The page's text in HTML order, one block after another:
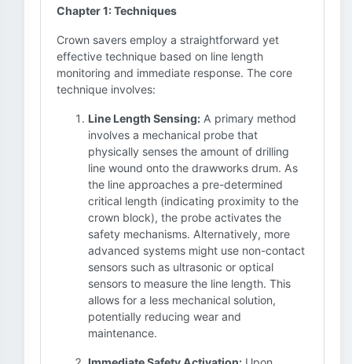
Chapter 1: Techniques
Crown savers employ a straightforward yet
effective technique based on line length
monitoring and immediate response. The core
technique involves:
Line Length Sensing: A primary method
involves a mechanical probe that
physically senses the amount of drilling
line wound onto the drawworks drum. As
the line approaches a pre-determined
critical length (indicating proximity to the
crown block), the probe activates the
safety mechanisms. Alternatively, more
advanced systems might use non-contact
sensors such as ultrasonic or optical
sensors to measure the line length. This
allows for a less mechanical solution,
potentially reducing wear and
maintenance.